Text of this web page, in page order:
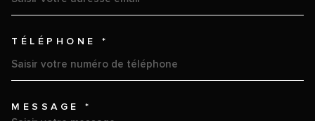
TÉLÉPHONE *
MESSAGE *